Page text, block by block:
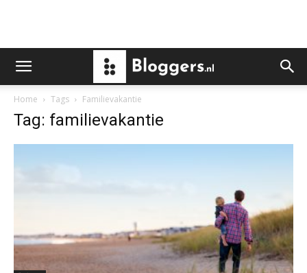
Home Tags Familievakantie
Tag: familievakantie